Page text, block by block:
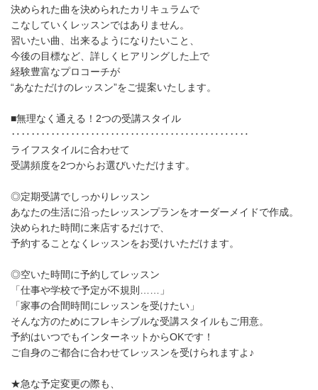
決められた曲を決められたカリキュラムで
こなしていくレッスンではありません。
習いたい曲、出来るようになりたいこと、
今後の目標など、詳しくヒアリングした上で
経験豊富なプロコーチが
“あなただけのレッスン”をご提案いたします。
■無理なく通える！2つの受講スタイル
‥‥‥‥‥‥‥‥‥‥‥‥‥‥‥‥‥‥‥‥‥‥‥‥
ライフスタイルに合わせて
受講頻度を2つからお選びいただけます。
◎定期受講でしっかりレッスン
あなたの生活に沿ったレッスンプランをオーダーメイドで作成。
決められた時間に来店するだけで、
予約することなくレッスンをお受けいただけます。
◎空いた時間に予約してレッスン
「仕事や学校で予定が不規則……」
「家事の合間時間にレッスンを受けたい」
そんな方のためにフレキシブルな受講スタイルもご用意。
予約はいつでもインターネットからOKです！
ご自身のご都合に合わせてレッスンを受けられますよ♪
★急な予定変更の際も、